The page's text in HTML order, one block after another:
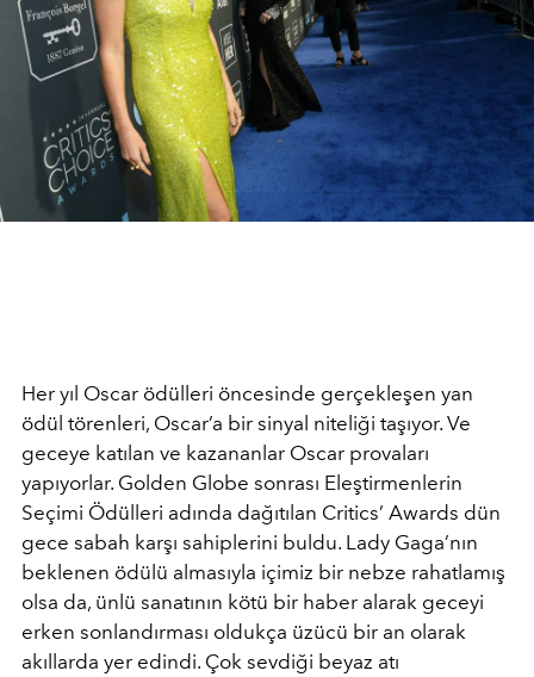
Her yıl Oscar ödülleri öncesinde gerçekleşen yan
ödül törenleri, Oscar’a bir sinyal niteliği taşıyor. Ve
geceye katılan ve kazananlar Oscar provaları
yapıyorlar. Golden Globe sonrası Eleştirmenlerin
Seçimi Ödülleri adında dağıtılan Critics’ Awards dün
gece sabah karşı sahiplerini buldu. Lady Gaga’nın
beklenen ödülü almasıyla içimiz bir nebze rahatlamış
olsa da, ünlü sanatının kötü bir haber alarak geceyi
erken sonlandırması oldukça üzücü bir an olarak
akıllarda yer edindi. Çok sevdiği beyaz atı